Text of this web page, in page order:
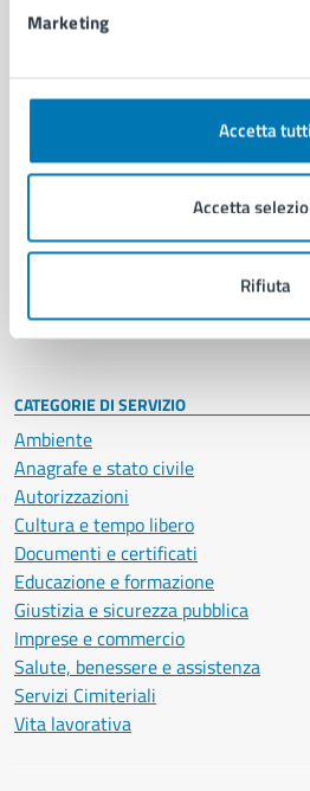
Marketing
Accetta tutti
Accetta
Rifiuta
Aree amministrative
Uffici
Politici
Intranet, posta aziendale e
CATEGORIE DI SERVIZIO
Ambiente
Anagrafe e stato civile
Autorizzazioni
Cultura e tempo libero
Documenti e certificati
Educazione e formazione
Giustizia e sicurezza pubblica
Imprese e commercio
Salute, benessere e assistenza
Servizi Cimiteriali
Vita lavorativa